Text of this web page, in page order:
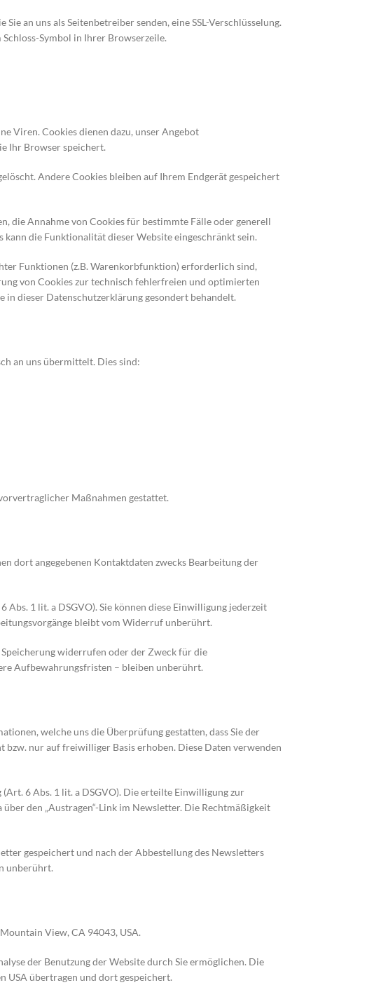
an uns als Seitenbetreiber senden, eine SSL-Verschlüsselung.
Schloss-Symbol in Ihrer Browserzeile.
Viren. Cookies dienen dazu, unser Angebot
Ihr Browser speichert.
Andere Cookies bleiben auf Ihrem Endgerät gespeichert
die Annahme von Cookies für bestimmte Fälle oder generell
die Funktionalität dieser Website eingeschränkt sein.
Funktionen (z.B. Warenkorbfunktion) erforderlich sind,
von Cookies zur technisch fehlerfreien und optimierten
in dieser Datenschutzerklärung gesondert behandelt.
an uns übermittelt. Dies sind:
Maßnahmen gestattet.
dort angegebenen Kontaktdaten zwecks Bearbeitung der
1 lit. a DSGVO). Sie können diese Einwilligung jederzeit
bleibt vom Widerruf unberührt.
widerrufen oder der Zweck für die
Aufbewahrungsfristen – bleiben unberührt.
welche uns die Überprüfung gestatten, dass Sie der
bzw. nur auf freiwilliger Basis erhoben. Diese Daten verwenden
6 Abs. 1 lit. a DSGVO). Die erteilte Einwilligung zur
den „Austragen“-Link im Newsletter. Die Rechtmäßigkeit
gespeichert und nach der Abbestellung des Newsletters
unberührt.
View, CA 94043, USA.
der Benutzung der Website durch Sie ermöglichen. Die
USA übertragen und dort gespeichert.